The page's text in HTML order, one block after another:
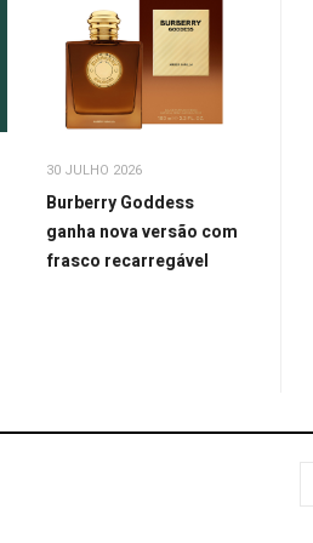
30 JULHO 2026
Burberry Goddess
ganha nova versão com
frasco recarregável